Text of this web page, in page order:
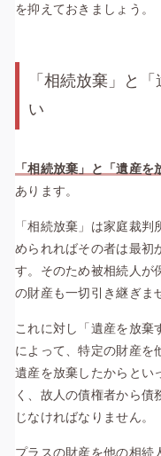
を抑えておきましょう。
「相続放棄」と
い
「相続放棄」と「遺産を
あります。
「相続放棄 」は家庭裁判
められればその者は最初
す。そのため被相続人が
の財産も一切引き継ぎま
これに対し「遺産を放棄
によって、特定の財産を
遺産を放棄したからとい
く
、故人の債権者から
じなければなりません。
プラスの財産を他の相続
phone 0120-470-055